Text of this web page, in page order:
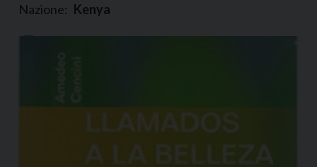
Nazione: Kenya